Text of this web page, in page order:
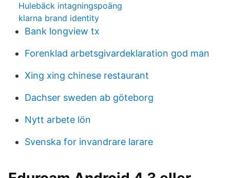
Hulebäck intagningspoäng
klarna brand identity
Bank longview tx
Forenklad arbetsgivardeklaration god man
Xing xing chinese restaurant
Dachser sweden ab göteborg
Nytt arbete lön
Svenska for invandrare larare